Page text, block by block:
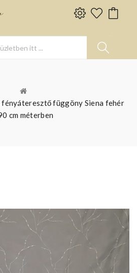
függöny Siena fehér
cm méterben